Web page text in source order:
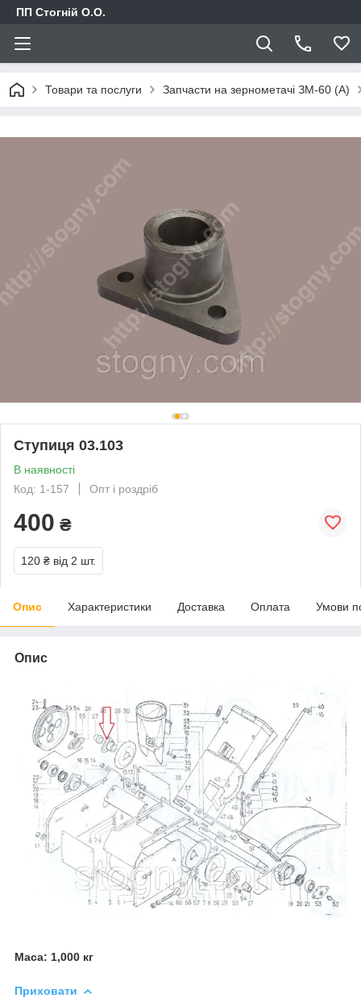
ПП Стогній О.О.
Товари та послуги Запчасти на зернометачі ЗМ-60 (А)
Ступиця 03.103
В наявності
Код: 1-157
Опт і роздріб
400 ₴
120 ₴ від 2 шт.
Опис Характеристики Доставка Оплата Умови
Опис
Маса: 1,000 кг
Приховати